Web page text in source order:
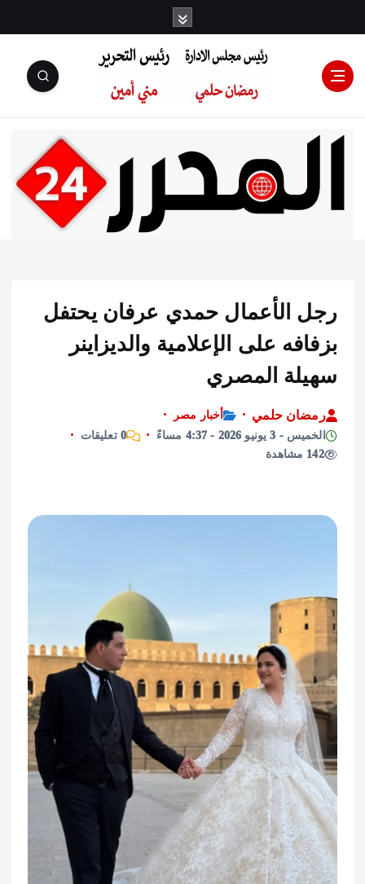
رئيس مجلس
الإدارة: رمضان
التحرير:مني أمين
الأعمال حمدي عرفان يحتفل
على الإعلامية والديزاينر
المصري
حلمي
أخبار مصر
2026 - 4:37 مساءً
0 تعليقات